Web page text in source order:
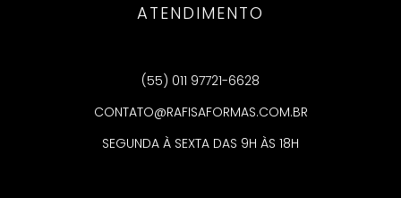
ATENDIMENTO
(55) 011 97721-6628
CONTATO@RAFISAFORMAS.COM.BR
SEGUNDA À SEXTA DAS 9H ÀS 18H